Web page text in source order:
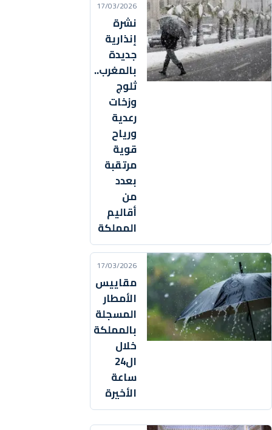
17/03/2026
نشرة
إنذارية
جديدة
بالمغرب..
ثلوج
وزخات
رعدية
ورياح
قوية
مرتقبة
بعدد
من
أقاليم
المملكة
17/03/2026
مقاييس
الأمطار
المسجلة
بالمملكة
خلال
ال24
ساعة
الأخيرة